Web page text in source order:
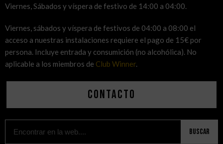
Viernes, Sábados y víspera de festivo de 14:00 a 04:00.
Viernes, sábados y víspera de festivos de 04:00 a 08:00 el
acceso a nuestras instalaciones requiere el pago de 15€ por
persona. Incluye entrada y consumición (no alcohólica). No
aplicable a los miembros de Club Winner.
Contacto
Buscar